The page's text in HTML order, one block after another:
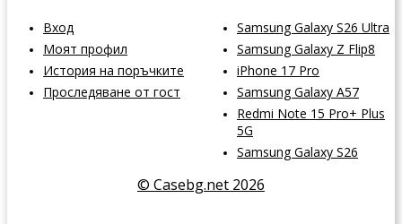
Вход
Моят профил
История на поръчките
Проследяване от гост
Samsung Galaxy S26 Ultra
Samsung Galaxy Z Flip8
iPhone 17 Pro
Samsung Galaxy A57
Redmi Note 15 Pro+ Plus
5G
Samsung Galaxy S26
© Casebg.net 2026